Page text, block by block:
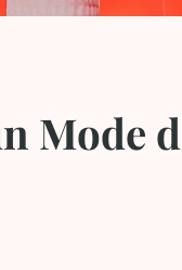
Mode